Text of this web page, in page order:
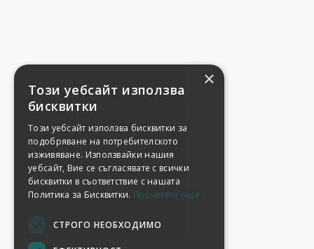
×
Този уебсайт използва
бисквитки
Този уебсайт използва бисквитки за
подобряване на потребителското
изживяване. Използвайки нашия
уебсайт, Вие се съгласявате с всички
бисквитки в съответствие с нашата
Политика за Бисквитки. Прочетете още
СТРОГО НЕОБХОДИМО